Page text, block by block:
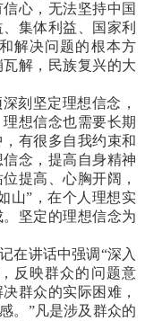
心，无法坚持中国
集体利益、国家利
解决问题的根本方
解，民族复兴的大
刻坚定理想信念，
想信念也需要长期
有很多自我约束和
念，提高自身精神
提高、心胸开阔，
山”，在个人理想实
坚定的理想信念为
在讲话中强调“深入
反映群众的问题意
群众的实际困难，
。”凡是涉及群众的